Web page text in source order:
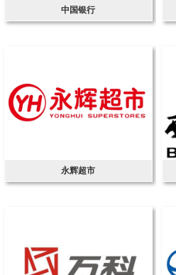
中国银行
永辉超市